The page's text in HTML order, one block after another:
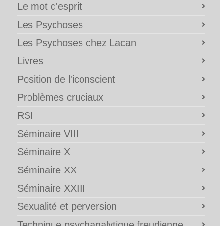
Le mot d'esprit
Les Psychoses
Les Psychoses chez Lacan
Livres
Position de l'iconscient
Problèmes cruciaux
RSI
Séminaire VIII
Séminaire X
Séminaire XX
Séminaire XXIII
Sexualité et perversion